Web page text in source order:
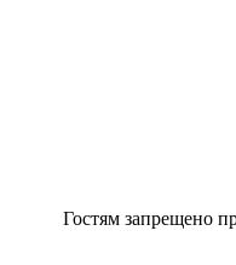
Гостям запрещено